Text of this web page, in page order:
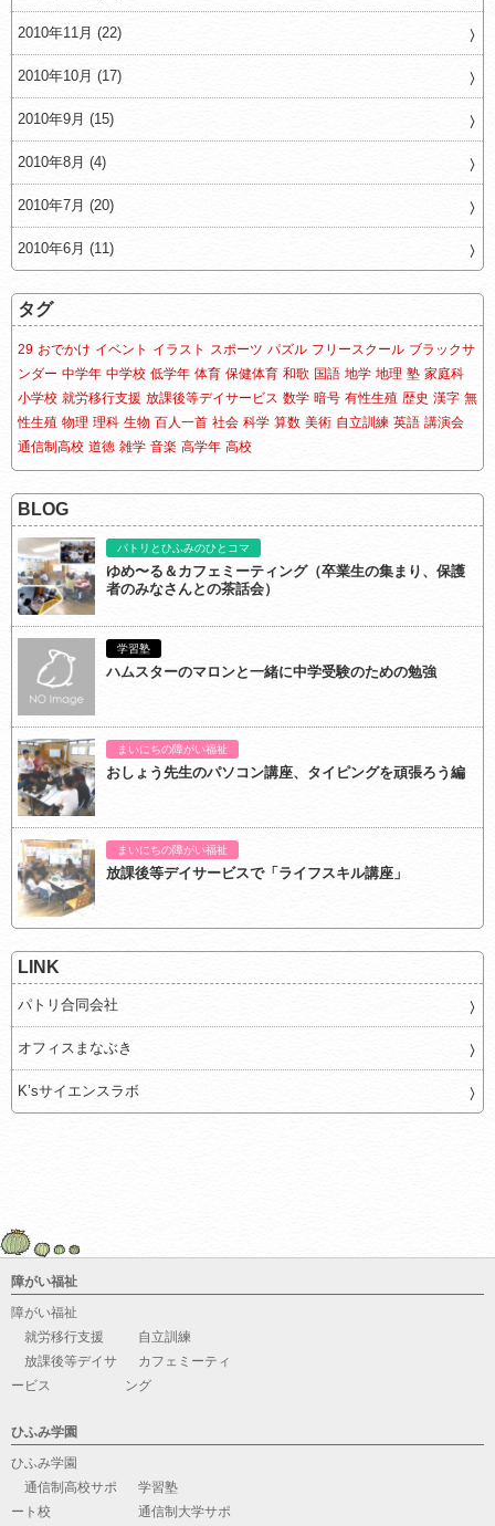
2010年11月 (22)
2010年10月 (17)
2010年9月 (15)
2010年8月 (4)
2010年7月 (20)
2010年6月 (11)
タグ
29 おでかけ イベント イラスト スポーツ パズル フリースクール ブラックサ
ンダー 中学年 中学校 低学年 体育 保健体育 和歌 国語 地学 地理 塾 家庭科
小学校 就労移行支援 放課後等デイサービス 数学 暗号 有性生殖 歴史 漢字 無
性生殖 物理 理科 生物 百人一首 社会 科学 算数 美術 自立訓練 英語 講演会
通信制高校 道徳 雑学 音楽 高学年 高校
BLOG
パトリとひふみのひとコマ
ゆめ〜る＆カフェミーティング（卒業生の集まり、保護
者のみなさんとの茶話会）
学習塾
ハムスターのマロンと一緒に中学受験のための勉強
まいにちの障がい福祉
おしょう先生のパソコン講座、タイピングを頑張ろう編
まいにちの障がい福祉
放課後等デイサービスで「ライフスキル講座」
LINK
パトリ合同会社
オフィスまなぶき
K’sサイエンスラボ
障がい福祉
障がい福祉
就労移行支援
自立訓練
放課後等デイサ
ービス
カフェミーティ
ング
ひふみ学園
ひふみ学園
通信制高校サポ
ート校
学習塾
通信制大学サポ